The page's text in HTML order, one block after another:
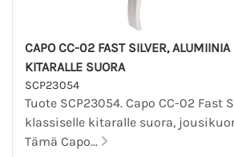
CAPO CC-02 FAST SILVER, ALUMIINIA
KITARALLE SUORA
SCP23054
Tuote SCP23054. Capo CC-02 Fast
klassiselle kitaralle suora,
Tämä Capo...